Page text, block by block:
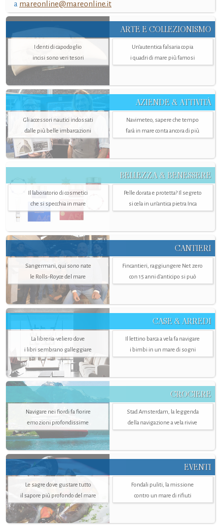
a mareonline@mareonline.it
ARTE E COLLEZIONISMO
I denti di capodoglio
incisi sono veri tesori
Un’autentica falsaria copia
i quadri di mare più famosi
AZIENDE & ATTIVITÀ
Gli accessori nautici indossati
dalle più belle imbarcazioni
Navimeteo, sapere che tempo
farà in mare conta ancora di più
BELLEZZA & BENESSERE
Il laboratorio di cosmetici
che si specchia in mare
Pelle dorata e protetta? Il segreto
si cela in un’antica pietra Inca
CANTIERI
Sangermani, qui sono nate
le Rolls-Royce del mare
Fincantieri, raggiungere Net zero
con 15 anni d'anticipo si può
CASE & ARREDI
La libreria-veliero dove
i libri sembrano galleggiare
Il lettino barca a vela fa navigare
i bimbi in un mare di sogni
CROCIERE
Navigare nei fiordi fa fiorire
emozioni profondissime
Stad Amsterdam, la leggenda
della navigazione a vela rivive
EVENTI
Le sagre dove gustare tutto
il sapore più profondo del mare
Fondali puliti, la missione
contro un mare di rifiuti